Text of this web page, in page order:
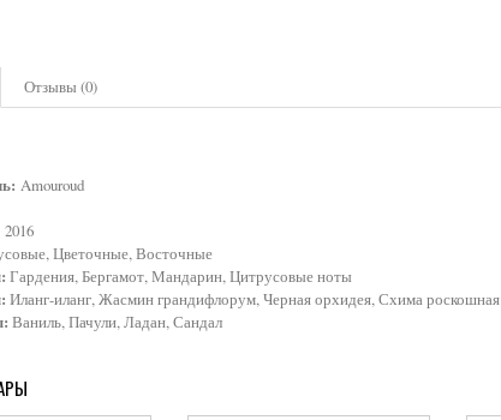
Отзывы (0)
Amouroud
2016
Цветочные, Восточные
Гардения, Бергамот, Мандарин, Цитрусовые ноты
Иланг-иланг, Жасмин грандифлорум, Черная орхидея, Схима роскошная
Ваниль, Пачули, Ладан, Сандал